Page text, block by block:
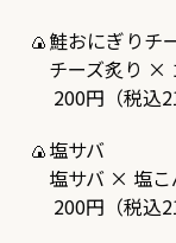
🍙鮭おにぎりチ
チーズ炙り ×
200円（税込
🍙塩サバ
塩サバ × 塩こ
200円（税込